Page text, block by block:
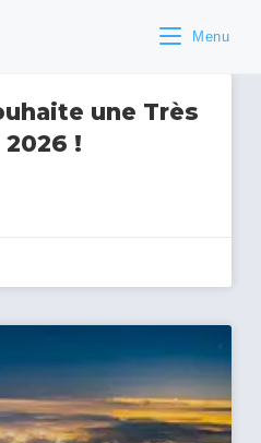
Menu
une Très
!